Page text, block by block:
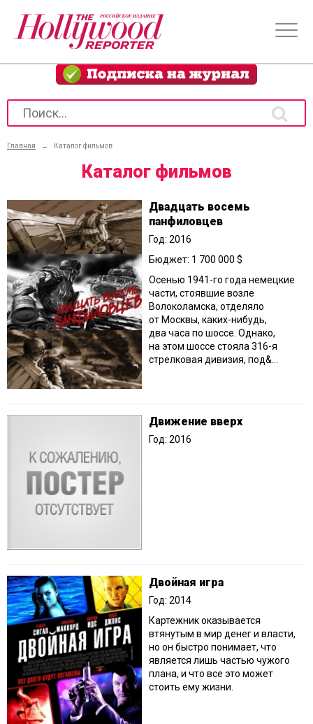
Главная → Каталог фильмов
Каталог фильмов
Двадцать восемь
панфиловцев
Год: 2016
Бюджет: 1 700 000 $
Осенью 1941-го года немецкие
части, стоявшие возле
Волоколамска, отделяло
от Москвы, каких-нибудь,
два часа по шоссе. Однако,
на этом шоссе стояла 316-я
стрелковая дивизия, под&...
Движение вверх
Год: 2016
Двойная игра
Год: 2014
Картежник оказывается
втянутым в мир денег и власти,
но он быстро понимает, что
является лишь частью чужого
плана, и что все это может
стоить ему жизни.